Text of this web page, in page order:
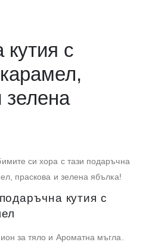
с
зелена
си хора с тази подаръчна
праскова и зелена ябълка!
кутия с
за тяло и Ароматна мъгла.